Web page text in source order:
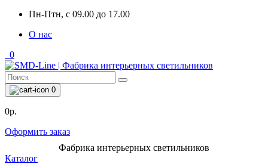
Пн-Птн, с 09.00 до 17.00
О нас
0
0
0р.
Оформить заказ
Фабрика интерьерных светильников
Каталог